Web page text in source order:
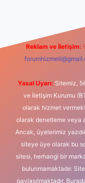
Reklam ve İletişim:
Yasal Uyarı: Sitemiz,
ve İletişim Kurumu
olarak hizmet
olarak denetleme veya
Ancak, üyelerimiz
siteye üye olarak bu
sitesi, herhangi bir
bulunmamaktadır.
paylaşılmaktadır.